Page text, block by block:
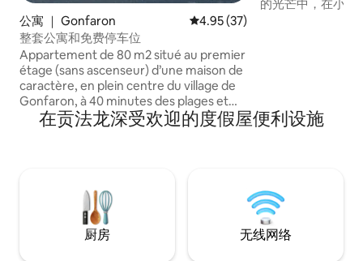
公寓 ｜ Gonfaron 平均评分 4.95 分（满分 5 分）
4.95 (37)
整套公寓和免费停车位
Appartement de 80 m2 situé au premier
étage (sans ascenseur) d’une maison de
caractère, en plein centre du village de
Gonfaron, à 40 minutes des plages et
1h30 de la montagne 😎 Capacité
d’accueil de 4 personnes 😌 Animaux de
的光芒中，在小巷
钟车程。
在贡法龙深受欢迎的度假屋便利设施
厨房 无线网络